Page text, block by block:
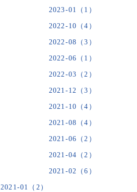
2023-01（1）
2022-10（4）
2022-08（3）
2022-06（1）
2022-03（2）
2021-12（3）
2021-10（4）
2021-08（4）
2021-06（2）
2021-04（2）
2021-02（6）
2021-01（2）